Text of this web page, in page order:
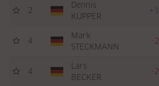
2
Dennis
KÜPPER
+1
4
Mark
STECKMANN
-2
4
Lars
BECKER
-2